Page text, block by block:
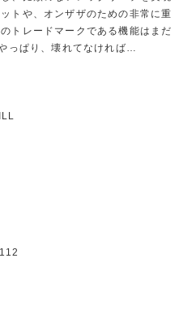
トや、オンザザのための非常に重
トレードマークである機能はまだ
っぱり、壊れてなければ…